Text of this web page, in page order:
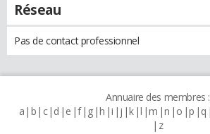
Réseau
Pas de contact professionnel
Annuaire des membres :
a b c d e f g h i j k l m n o p q
z